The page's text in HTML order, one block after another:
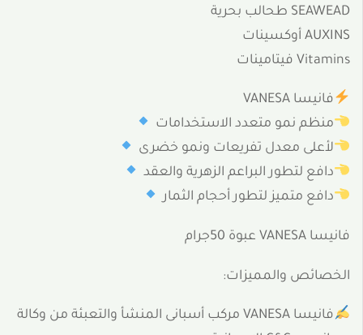
SEAWEAD طحالب بحرية
AUXINS أوكسينات
Vitamins فيتامينات
فانيسا VANESA
منظم نمو متعدد الاستخدامات
لأعلى معدل تفريعات ونمو خضرى
دافع لتطور البراعم الزهرية والعقد
دافع متميز لتطور أحجام الثمار
فانيسا VANESA عبوة 50جرام
الخصائص والمميزات:
فانيسا VANESA مركب أسبانى المنشأ والتعبئة من وكالة